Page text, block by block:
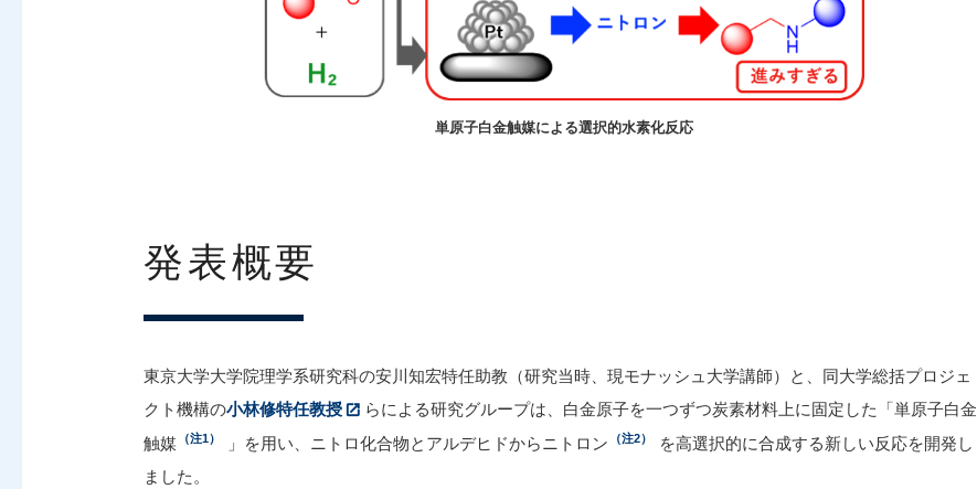
単原子白金触媒による選択的水素化反応
発表概要
東京大学大学院理学系研究科の安川知宏特任助教（研究当時、現モナッシュ大学講師）と、同大学総括プロジェ
クト機構の小林修特任教授
らによる研究グループは、白金原子を一つずつ炭素材料上に固定した「単原子白金
触媒
（注1） 」を用い、ニトロ化合物とアルデヒドからニトロン （注2）
を高選択的に合成する新しい反応を開発し
ました。